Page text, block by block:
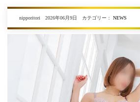
nipporitori 2026年06月9日 カテゴリー： NEWS